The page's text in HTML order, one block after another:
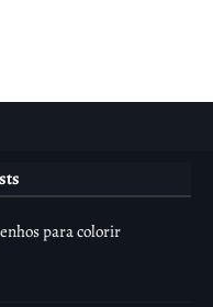
para colorir